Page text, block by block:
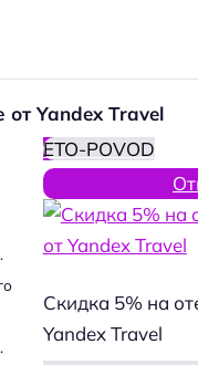
Yandex Travel
ETO-POVOD
Скидка 5% на
Yandex Travel